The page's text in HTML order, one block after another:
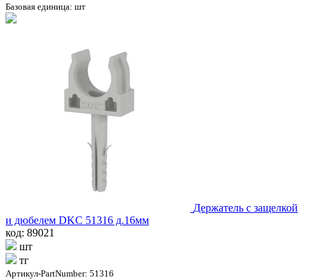
Базовая единица: шт
Держатель с защелкой
и дюбелем DKC 51316 д.16мм
код: 89021
шт
тг
Артикул-PartNumber: 51316